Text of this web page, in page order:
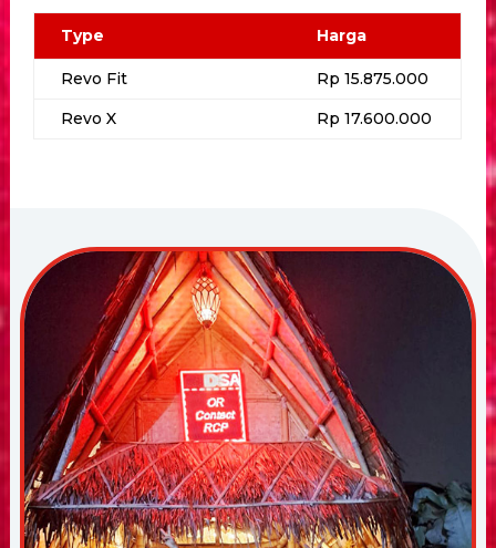
Type Harga
Revo Fit
Rp 15.875.000
Revo X
Rp 17.600.000